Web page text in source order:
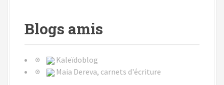
Blogs amis
Kaleïdoblog
Maia Dereva, carnets d'écriture